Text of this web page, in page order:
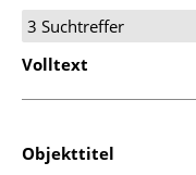
3 Suchtreffer
Volltext
Objekttitel